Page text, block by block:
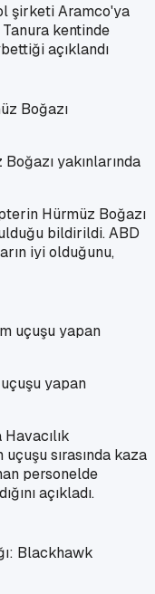
şirketi Aramco'ya
kentinde
açıklandı
yakınlarında
Hürmüz Boğazı
bildirildi. ABD
iyi olduğunu,
yapan
sırasında kaza
personelde
açıkladı.